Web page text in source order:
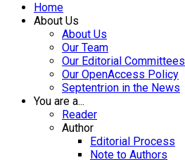
Home
About Us
About Us
Our Team
Our Editorial Committees
Our OpenAccess Policy
Septentrion in the News
You are a...
Reader
Author
Editorial Process
Note to Authors